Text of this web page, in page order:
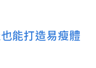
能打造易瘦體